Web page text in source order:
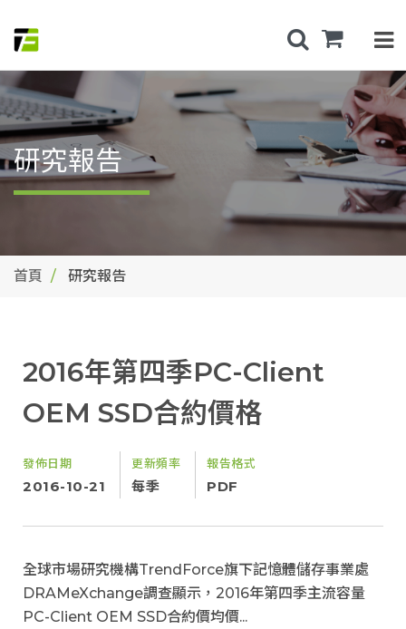
研究報告
首頁 研究報告
2016年第四季PC-Client
OEM SSD合約價格
發佈日期
2016-10-21
更新頻率
每季
報告格式
PDF
全球市場研究機構TrendForce旗下記憶體儲存事業處
DRAMeXchange調查顯示，2016年第四季主流容量
PC-Client OEM SSD合約價均價...